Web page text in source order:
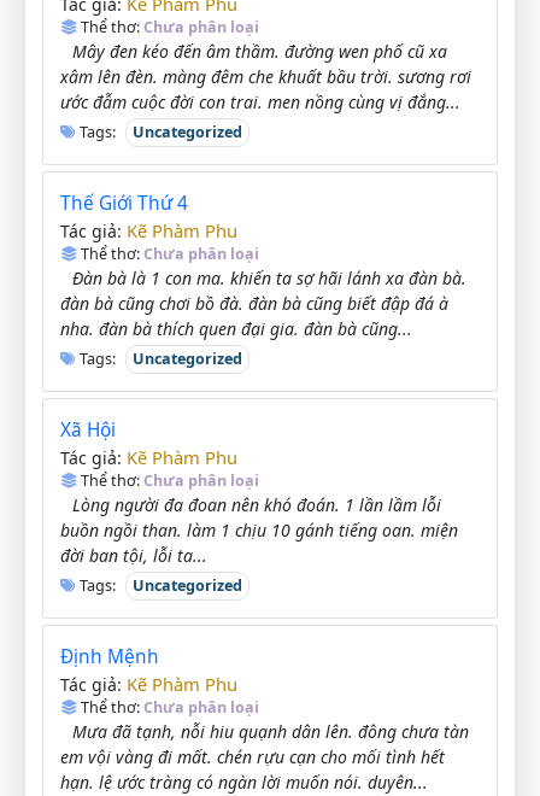
Thể thơ:Chưa phân loại
Mây đen kéo đến âm thầm. đường wen phố cũ xa
xâm lên đèn. màng đêm che khuất bầu trời. sương rơi
ước đẫm cuộc đời con trai. men nồng cùng vị đắng...
Tags: Uncategorized
Thế Giới Thứ 4
Tác giả: Kẽ Phàm Phu
Thể thơ:Chưa phân loại
Đàn bà là 1 con ma. khiến ta sợ hãi lánh xa đàn bà.
đàn bà cũng chơi bồ đà. đàn bà cũng biết đập đá à
nha. đàn bà thích quen đại gia. đàn bà cũng...
Tags: Uncategorized
Xã Hội
Tác giả: Kẽ Phàm Phu
Thể thơ:Chưa phân loại
Lòng người đa đoan nên khó đoán. 1 lần lầm lỗi
buồn ngồi than. làm 1 chịu 10 gánh tiếng oan. miện
đời ban tội, lỗi ta...
Tags: Uncategorized
Định Mệnh
Tác giả: Kẽ Phàm Phu
Thể thơ:Chưa phân loại
Mưa đã tạnh, nỗi hiu quạnh dân lên. đông chưa tàn
em vội vàng đi mất. chén rựu cạn cho mối tình hết
hạn. lệ ước tràng có ngàn lời muốn nói. duyên...